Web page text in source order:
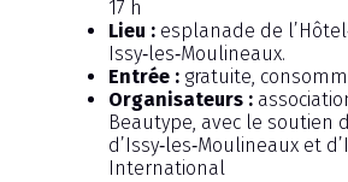
17 h
Lieu : esplanade de
Issy‑les‑Moulineaux.
Entrée : gratuite,
Organisateurs :
Beautype, avec le soutien
d’Issy‑les‑Moulineaux et
International